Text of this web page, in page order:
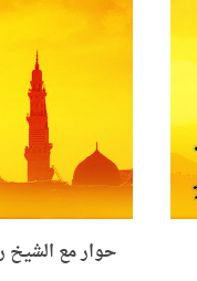
حوار مع الشيخ